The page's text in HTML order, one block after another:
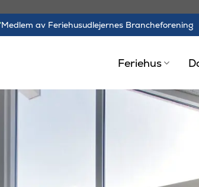
Medlem av Feriehusudlejernes Brancheforening
Feriehus